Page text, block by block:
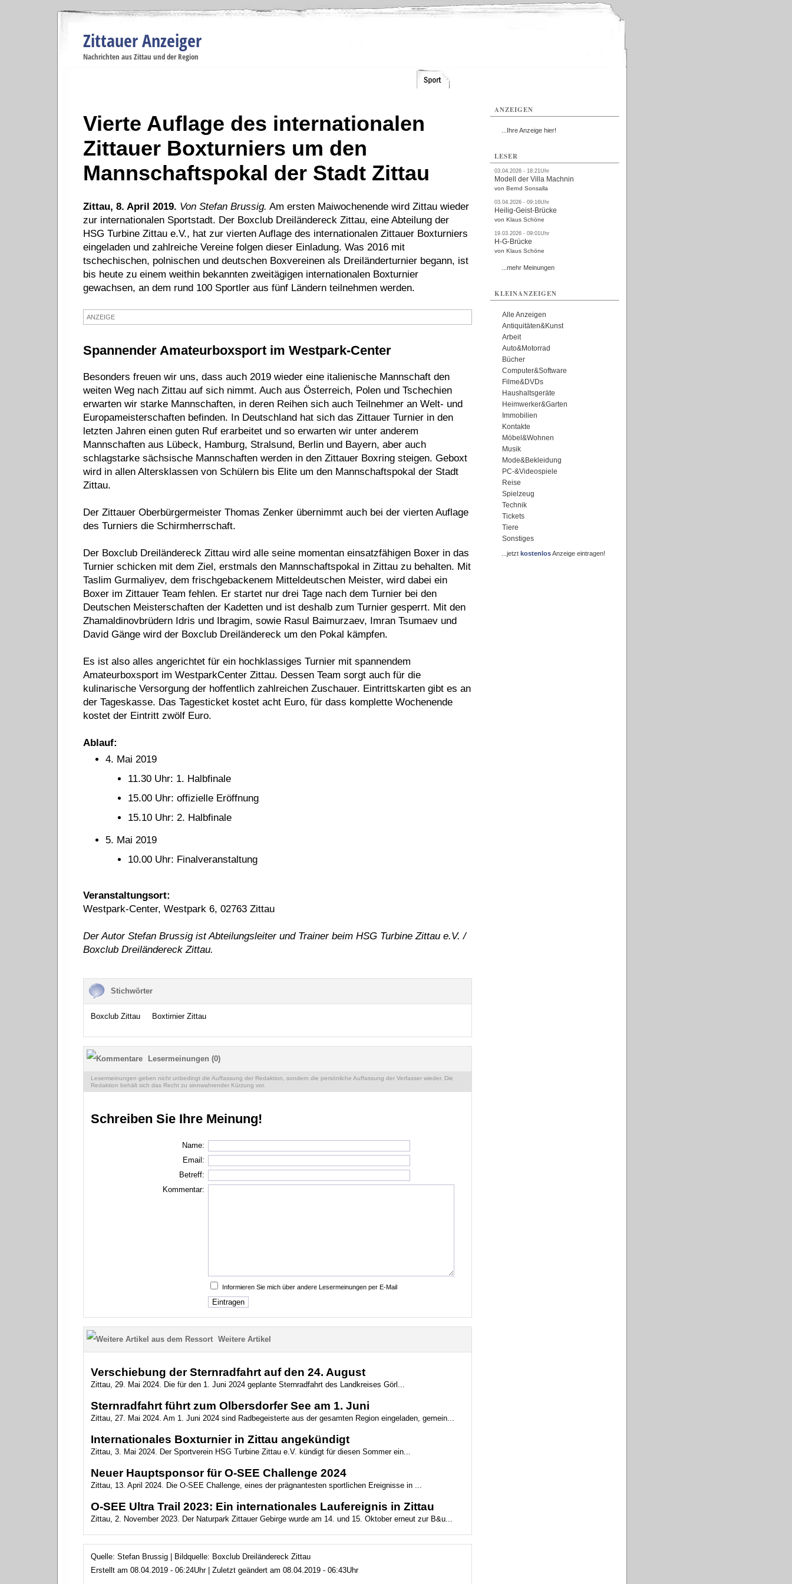
Zittauer Anzeiger
Nachrichten aus Zittau und der Region
Vierte Auflage des internationalen
Zittauer Boxturniers um den
Mannschaftspokal der Stadt Zittau
Zittau, 8. April 2019. Von Stefan Brussig. Am ersten Maiwochenende wird Zittau wieder
zur internationalen Sportstadt. Der Boxclub Dreiländereck Zittau, eine Abteilung der
HSG Turbine Zittau e.V., hat zur vierten Auflage des internationalen Zittauer Boxturniers
eingeladen und zahlreiche Vereine folgen dieser Einladung. Was 2016 mit
tschechischen, polnischen und deutschen Boxvereinen als Dreiländerturnier begann, ist
bis heute zu einem weithin bekannten zweitägigen internationalen Boxturnier
gewachsen, an dem rund 100 Sportler aus fünf Ländern teilnehmen werden.
ANZEIGE
Spannender Amateurboxsport im Westpark-Center
Besonders freuen wir uns, dass auch 2019 wieder eine italienische Mannschaft den
weiten Weg nach Zittau auf sich nimmt. Auch aus Österreich, Polen und Tschechien
erwarten wir starke Mannschaften, in deren Reihen sich auch Teilnehmer an Welt- und
Europameisterschaften befinden. In Deutschland hat sich das Zittauer Turnier in den
letzten Jahren einen guten Ruf erarbeitet und so erwarten wir unter anderem
Mannschaften aus Lübeck, Hamburg, Stralsund, Berlin und Bayern, aber auch
schlagstarke sächsische Mannschaften werden in den Zittauer Boxring steigen. Geboxt
wird in allen Altersklassen von Schülern bis Elite um den Mannschaftspokal der Stadt
Zittau.
Der Zittauer Oberbürgermeister Thomas Zenker übernimmt auch bei der vierten Auflage
des Turniers die Schirmherrschaft.
Der Boxclub Dreiländereck Zittau wird alle seine momentan einsatzfähigen Boxer in das
Turnier schicken mit dem Ziel, erstmals den Mannschaftspokal in Zittau zu behalten. Mit
Taslim Gurmaliyev, dem frischgebackenem Mitteldeutschen Meister, wird dabei ein
Boxer im Zittauer Team fehlen. Er startet nur drei Tage nach dem Turnier bei den
Deutschen Meisterschaften der Kadetten und ist deshalb zum Turnier gesperrt. Mit den
Zhamaldinovbrüdern Idris und Ibragim, sowie Rasul Baimurzaev, Imran Tsumaev und
David Gänge wird der Boxclub Dreiländereck um den Pokal kämpfen.
Es ist also alles angerichtet für ein hochklassiges Turnier mit spannendem
Amateurboxsport im WestparkCenter Zittau. Dessen Team sorgt auch für die
kulinarische Versorgung der hoffentlich zahlreichen Zuschauer. Eintrittskarten gibt es an
der Tageskasse. Das Tagesticket kostet acht Euro, für dass komplette Wochenende
kostet der Eintritt zwölf Euro.
Ablauf:
4. Mai 2019
11.30 Uhr: 1. Halbfinale
15.00 Uhr: offizielle Eröffnung
15.10 Uhr: 2. Halbfinale
5. Mai 2019
10.00 Uhr: Finalveranstaltung
Veranstaltungsort:
Westpark-Center, Westpark 6, 02763 Zittau
Der Autor Stefan Brussig ist Abteilungsleiter und Trainer beim HSG Turbine Zittau e.V. /
Boxclub Dreiländereck Zittau.
Stichwörter
Boxclub Zittau Boxtirnier Zittau
Lesermeinungen (0)
Lesermeinungen geben nicht unbedingt die Auffassung der Redaktion, sondern die persönliche Auffassung der Verfasser wieder. Die
Redaktion behält sich das Recht zu sinnwahrender Kürzung vor.
Schreiben Sie Ihre Meinung!
Name:
Email:
Betreff:
Kommentar:
Informieren Sie mich über andere Lesermeinungen per E-Mail
Weitere Artikel
Verschiebung der Sternradfahrt auf den 24. August
Zittau, 29. Mai 2024. Die für den 1. Juni 2024 geplante Sternradfahrt des Landkreises Görl...
Sternradfahrt führt zum Olbersdorfer See am 1. Juni
Zittau, 27. Mai 2024. Am 1. Juni 2024 sind Radbegeisterte aus der gesamten Region eingeladen, gemein...
Internationales Boxturnier in Zittau angekündigt
Zittau, 3. Mai 2024. Der Sportverein HSG Turbine Zittau e.V. kündigt für diesen Sommer ein...
Neuer Hauptsponsor für O-SEE Challenge 2024
Zittau, 13. April 2024. Die O-SEE Challenge, eines der prägnantesten sportlichen Ereignisse in ...
O-SEE Ultra Trail 2023: Ein internationales Laufereignis in Zittau
Zittau, 2. November 2023. Der Naturpark Zittauer Gebirge wurde am 14. und 15. Oktober erneut zur B&u...
Quelle: Stefan Brussig | Bildquelle: Boxclub Dreiländereck Zittau
Erstellt am 08.04.2019 - 06:24Uhr | Zuletzt geändert am 08.04.2019 - 06:43Uhr
ANZEIGEN
...Ihre Anzeige hier!
LESER
03.04.2026 - 18:21Uhr
Modell der Villa Machnin
von Bernd Sonsalla
03.04.2026 - 09:16Uhr
Heilig-Geist-Brücke
von Klaus Schöne
19.03.2026 - 09:01Uhr
H-G-Brücke
von Klaus Schöne
...mehr Meinungen
KLEINANZEIGEN
Alle Anzeigen
Antiquitäten&Kunst
Arbeit
Auto&Motorrad
Bücher
Computer&Software
Filme&DVDs
Haushaltsgeräte
Heimwerker&Garten
Immobilien
Kontakte
Möbel&Wohnen
Musik
Mode&Bekleidung
PC-&Videospiele
Reise
Spielzeug
Technik
Tickets
Tiere
Sonstiges
...jetzt kostenlosAnzeige eintragen!